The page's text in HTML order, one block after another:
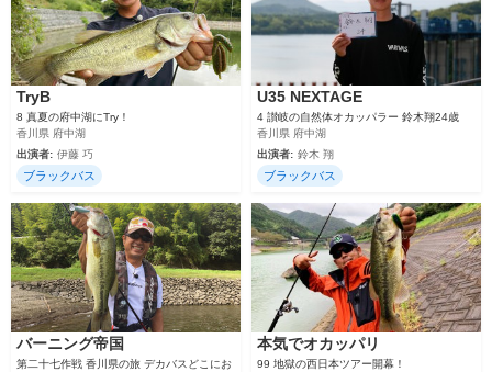
TryB
8 真夏の府中湖にTry！
香川県 府中湖
出演者: 伊藤 巧
ブラックバス
U35 NEXTAGE
4 讃岐の自然体オカッパラー 鈴木翔24歳
香川県 府中湖
出演者: 鈴木 翔
ブラックバス
バーニング帝国
第二十七作戦 香川県の旅 デカバスどこにお
本気でオカッパリ
99 地獄の西日本ツアー開幕！